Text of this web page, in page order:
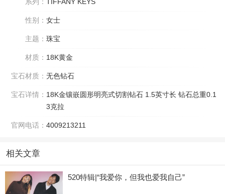
性别： 女士
主题： 珠宝
材质： 18K黄金
宝石材质： 无色钻石
宝石详情： 18K金镶嵌圆形明亮式切割钻石 1.5英寸长 钻石总重0.1
3克拉
官网电话： 4009213211
相关文章
520特辑|“我爱你，但我也爱我自己”